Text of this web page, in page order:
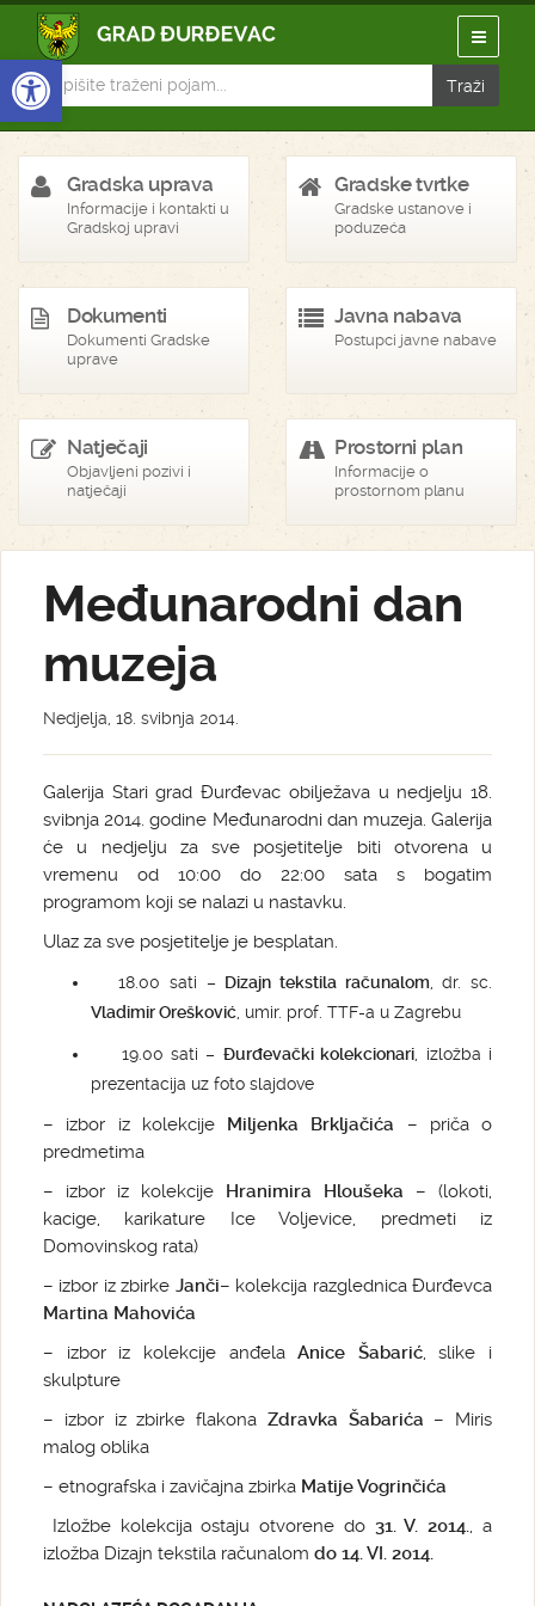
Open toolbar
Gradska uprava
Informacije i kontakti u
Gradskoj upravi
Gradske tvrtke
Gradske ustanove i
poduzeća
Dokumenti
Dokumenti Gradske
uprave
Javna nabava
Postupci javne nabave
Natječaji
Objavljeni pozivi i
natječaji
Prostorni plan
Informacije o
prostornom planu
Međunarodni dan
muzeja
Nedjelja, 18. svibnja 2014.
Galerija Stari grad Đurđevac obilježava u nedjelju 18.
svibnja 2014. godine Međunarodni dan muzeja. Galerija
će u nedjelju za sve posjetitelje biti otvorena u
vremenu od 10:00 do 22:00 sata s bogatim
programom koji se nalazi u nastavku.
Ulaz za sve posjetitelje je besplatan.
18.00 sati – Dizajn tekstila računalom, dr. sc.
Vladimir Orešković , umir. prof. TTF-a u Zagrebu
19.00 sati – Đurđevački kolekcionari , izložba i
prezentacija uz foto slajdove
– izbor iz kolekcije Miljenka Brkljačića – priča o
predmetima
– izbor iz kolekcije Hranimira Hloušeka – (lokoti,
kacige, karikature Ice Voljevice, predmeti iz
Domovinskog rata)
– izbor iz zbirke Janči– kolekcija razglednica Đurđevca
Martina Mahovića
– izbor iz kolekcije anđelaAnice Šabarić, slike i
skulpture
– izbor iz zbirke flakona Zdravka Šabarića – Miris
malog oblika
– etnografska i zavičajna zbirka Matije Vogrinčića
Izložbe kolekcija ostaju otvorene do 31. V. 2014., a
izložba Dizajn tekstila računalom do 14. VI. 2014.